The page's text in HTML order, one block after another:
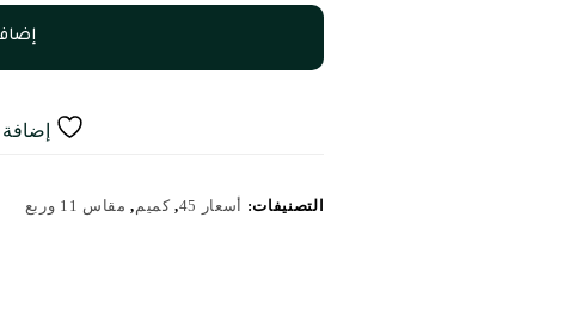
التصنيفات: أسعار 45 ,كميم , مقاس 11 وربع